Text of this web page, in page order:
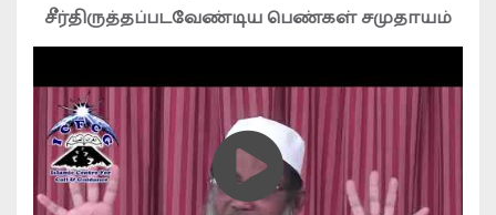
சீர்திருத்தப்படவேண்டிய பெண்கள் சமுதாயம்